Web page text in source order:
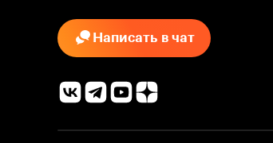
Написать в чат